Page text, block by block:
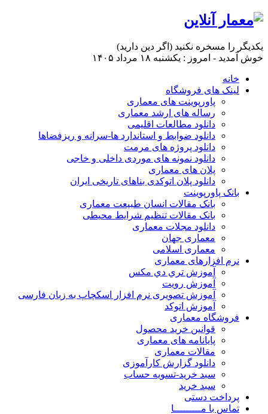
یكدیگر را مسخره نكنید (اگر دین دارید)
خوش آمدید - امروز : یکشنبه ۱۸ مرداد ۱۴۰۵
خانه
لینک های فروشگاه
پاورپوینت های معماری
رساله های ارشد معماری
دانلود مطالعات اقلیمی
دانلود ضوابط و استاندارد ها-سرانه و ریزفضاها
دانلود پروژه های مرمت
دانلود نمونه های موردی داخلی و خاجی
پلان های معماری
دانلود پلان اتوکدی بناهای تاریخی ایران
بانک پاورپوینت
بانک مقالات انسان طبیعت معماری
بانک مقالات تنظیم شرایط محیطی
دانلود مجلات معماری
معماری جهان
معماری اسلامی
نرم افزارهای معماری
آﻣﻮزش ﺗﺮي دي ﻣﮑﺲ
آموزش رویت
آموزش تصویری نرم افزار اسکچاپ به زبان فارسی
آموزش اتوکد
فروشگاه معماری
قوانین خرید محصول
پایانامه های معماری
مقالات معماری
دانلود گزارش کارآموزی
سبد خرید-تسویه حساب
سبد خرید
پرداخت دستی
تماس با مـــــــــا